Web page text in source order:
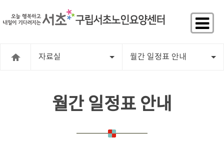
자료실 월간 일정표 안내
월간 일정표 안내